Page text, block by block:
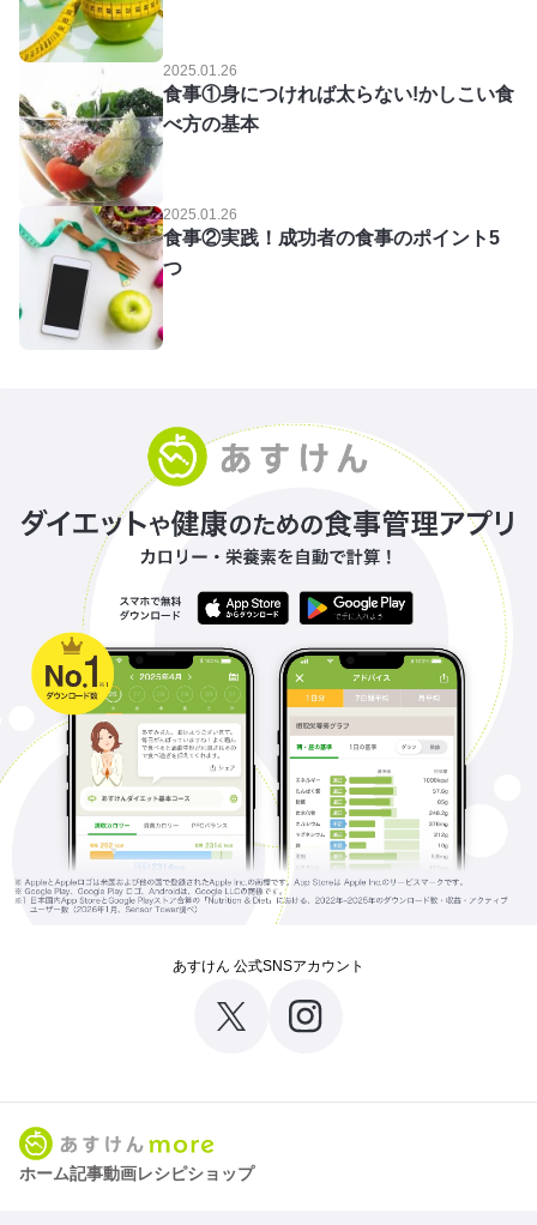
2025.01.26
食事①身につければ太らない!かしこい食
べ方の基本
2025.01.26
食事②実践！成功者の食事のポイント5
つ
あすけん 公式SNSアカウント
ホーム記事動画レシピショップ